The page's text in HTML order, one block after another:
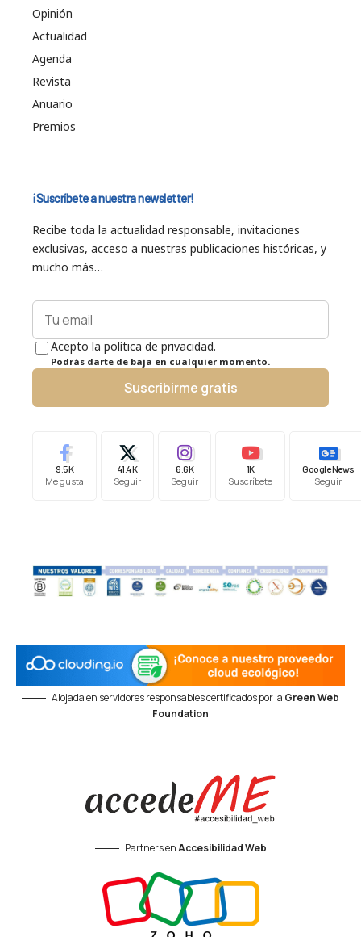
Opinión
Actualidad
Agenda
Revista
Anuario
Premios
¡Suscríbete a nuestra newsletter!
Recibe toda la actualidad responsable, invitaciones
exclusivas, acceso a nuestras publicaciones históricas, y
mucho más…
Acepto la política de privacidad.
Podrás darte de baja en cualquier momento.
Suscribirme gratis
9.5K
Me gusta
41.4K
Seguir
6.6K
Seguir
1K
Suscríbete
Google News
Seguir
Alojada en servidores responsables certificados por la Green Web
Foundation
Partners enAccesibilidad Web